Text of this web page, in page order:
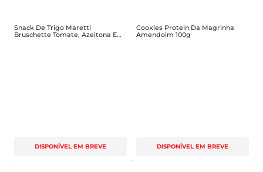
Snack De Trigo Maretti
Bruschette Tomate, Azeitona E
DISPONÍVEL EM BREVE
Cookies Protein Da Magrinha
Amendoim 100g
DISPONÍVEL EM BREVE